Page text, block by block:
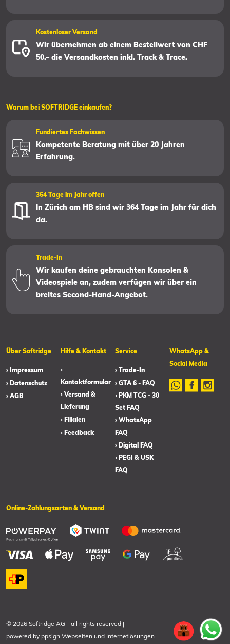
Kostenloser Versand
Wir übernehmen ab einem Bestellwert von CHF
50.– die Versandkosten inkl. Track & Trace.
Warum bei SOFTRIDGE einkaufen?
Fundiertes Fachwissen
Kompetente Beratung mit über 20 Jahren
Erfahrung.
364 Tage im Jahr offen
In Zürich am HB sind wir 364 Tage im Jahr für dich
da.
Trade-In
Wir kaufen deine gebrauchten Konsolen &
Videospiele an, zudem verfügen wir über ein
breites Second-Hand-Angebot.
Über Softridge
› Impressum
› Datenschutz
› AGB
Hilfe & Kontakt
›
Kontaktformular
› Versand &
Lieferung
› Filialen
› Feedback
Service
› Trade-In
› GTA 6 - FAQ
› PKM TCG - 30
Set FAQ
› WhatsApp
FAQ
› Digital FAQ
› PEGI & USK
FAQ
WhatsApp &
Social Media
Online-Zahlungsarten & Versand
© 2026 Softridge AG - all rights reserved |
powered by ppsign Webseiten und Internetlösungen